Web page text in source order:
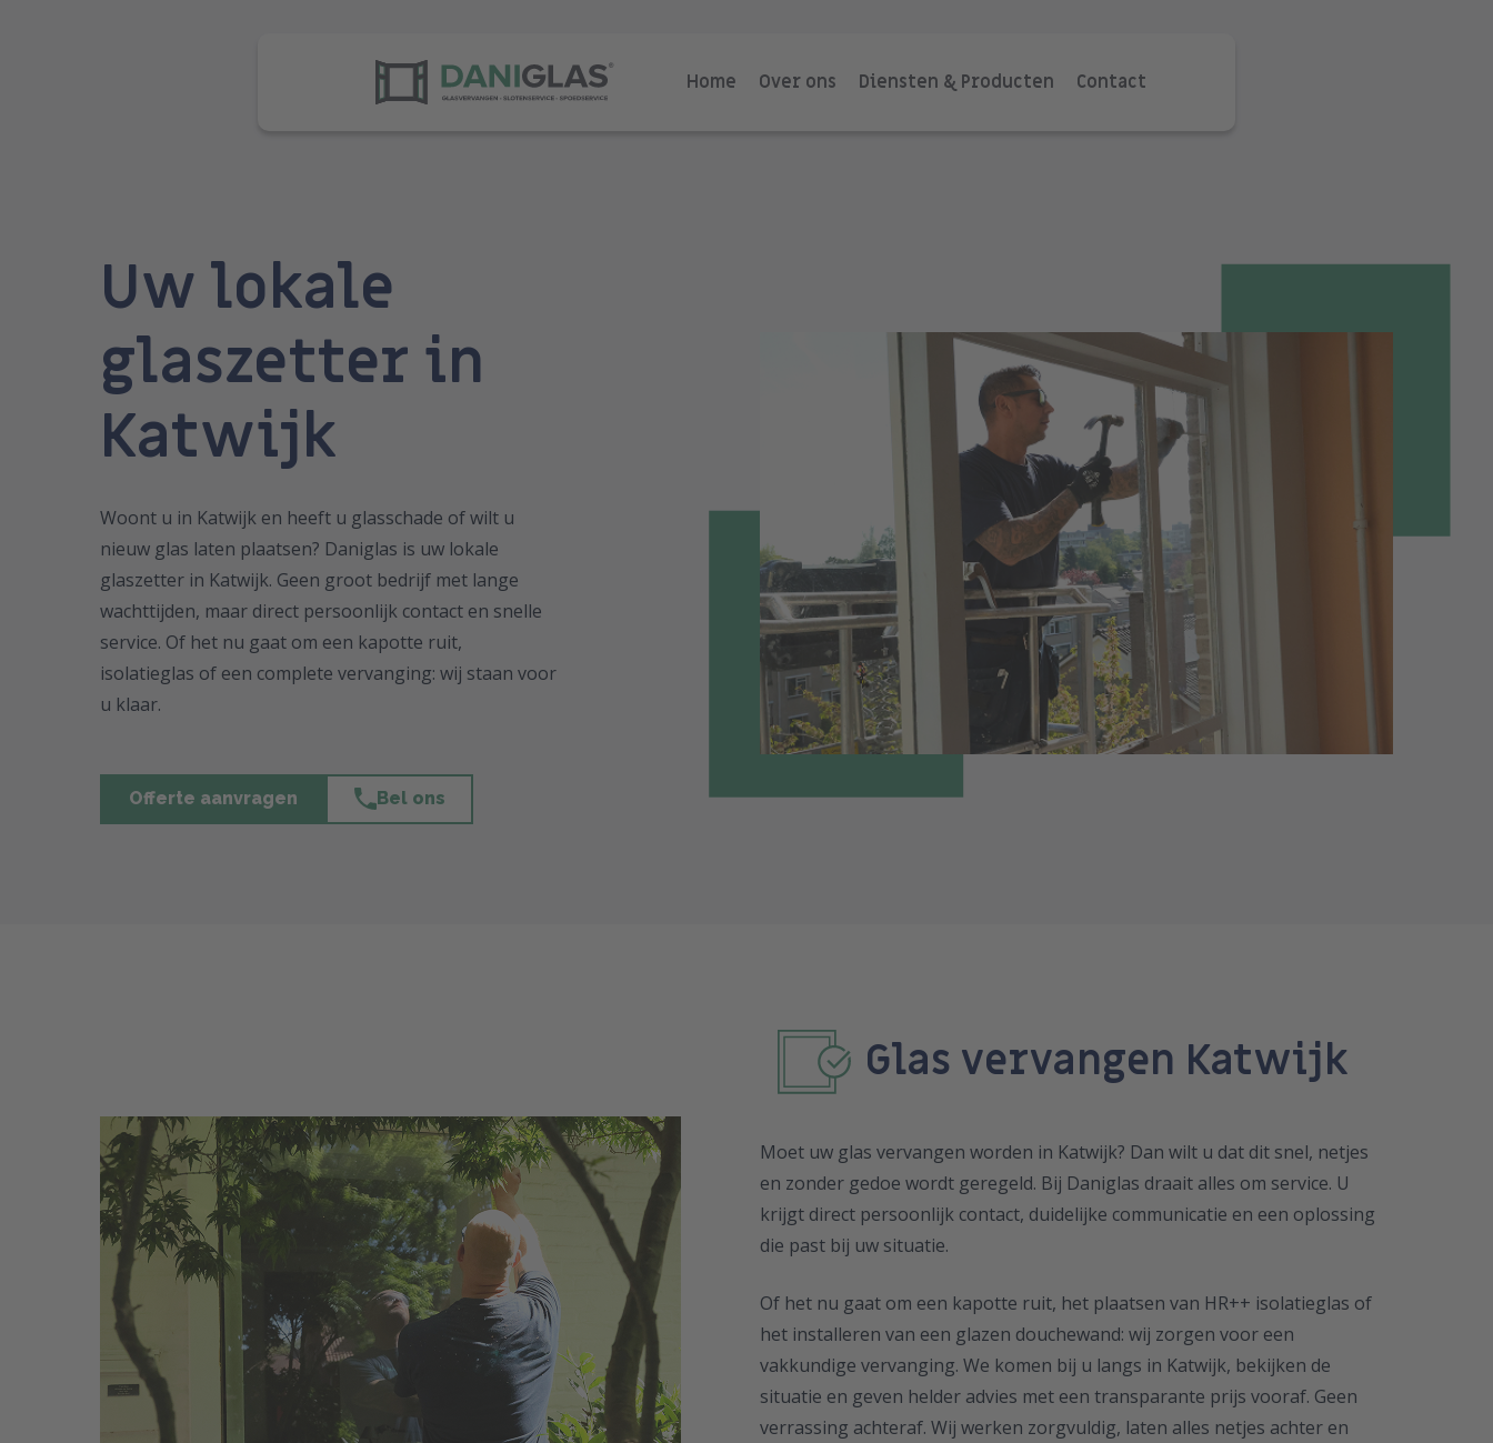
Home Over ons Diensten & Producten Contact
Uw lokale
glaszetter in
Katwijk
Woont u in Katwijk en heeft u glasschade of wilt u
nieuw glas laten plaatsen? Daniglas is uw lokale
glaszetter in Katwijk. Geen groot bedrijf met lange
wachttijden, maar direct persoonlijk contact en snelle
service. Of het nu gaat om een kapotte ruit,
isolatieglas of een complete vervanging: wij staan voor
u klaar.
Offerte aanvragen Bel ons
Glas vervangen Katwijk
Moet uw glas vervangen worden in Katwijk? Dan wilt u dat dit snel, netjes
en zonder gedoe wordt geregeld. Bij Daniglas draait alles om service. U
krijgt direct persoonlijk contact, duidelijke communicatie en een oplossing
die past bij uw situatie.
Of het nu gaat om een kapotte ruit, het plaatsen van HR++ isolatieglas of
het installeren van een glazen douchewand: wij zorgen voor een
vakkundige vervanging. We komen bij u langs in Katwijk, bekijken de
situatie en geven helder advies met een transparante prijs vooraf. Geen
verrassing achteraf. Wij werken zorgvuldig, laten alles netjes achter en